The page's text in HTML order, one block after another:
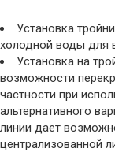
Установка
холодной воды для
Установка на
возможности
частности при
альтернативного
линии дает
централизованной